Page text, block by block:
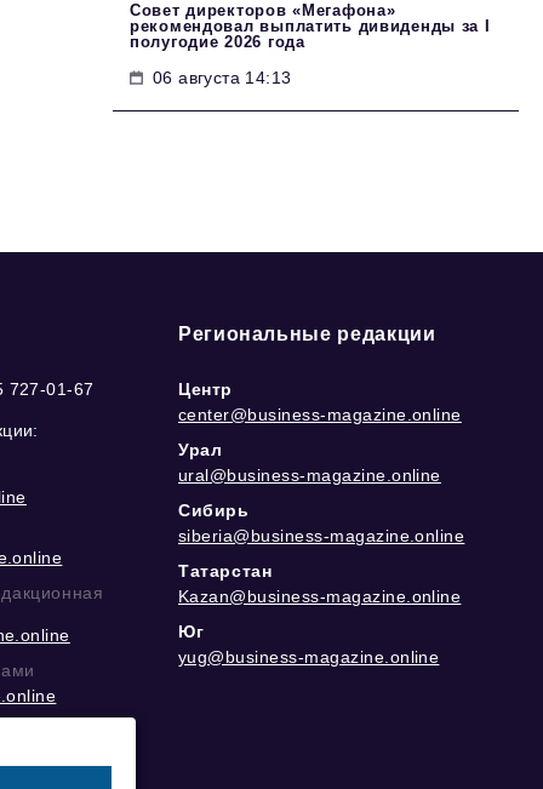
Совет директоров «Мегафона»
рекомендовал выплатить дивиденды за I
полугодие 2026 года
06 августа 14:13
727-01-67
Региональные редакции
Центр
center@business-magazine.online
Урал
ural@business-magazine.online
Сибирь
siberia@business-magazine.online
Татарстан
Kazan@business-magazine.online
Юг
yug@business-magazine.online